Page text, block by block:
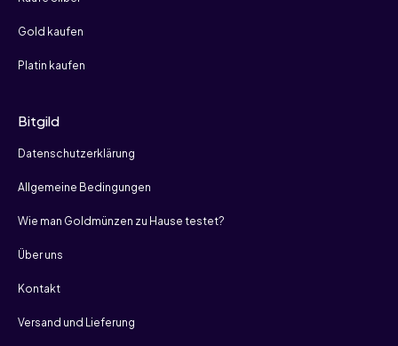
Gold kaufen
Platin kaufen
Bitgild
Datenschutzerklärung
Allgemeine Bedingungen
Wie man Goldmünzen zu Hause testet?
Über uns
Kontakt
Versand und Lieferung